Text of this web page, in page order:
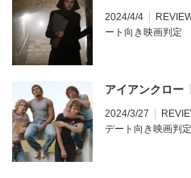
2024/4/4
ート向き映画判定
アイアンクロー
2024/3/27
デート向き映画判定